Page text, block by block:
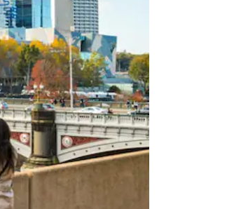
ou tocando e deslizando o dedo na tela.